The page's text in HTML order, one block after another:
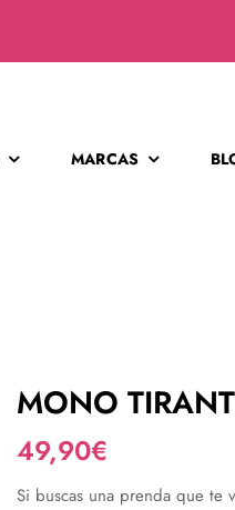
MARCAS
MONO
49,90€
Si buscas una prenda que te